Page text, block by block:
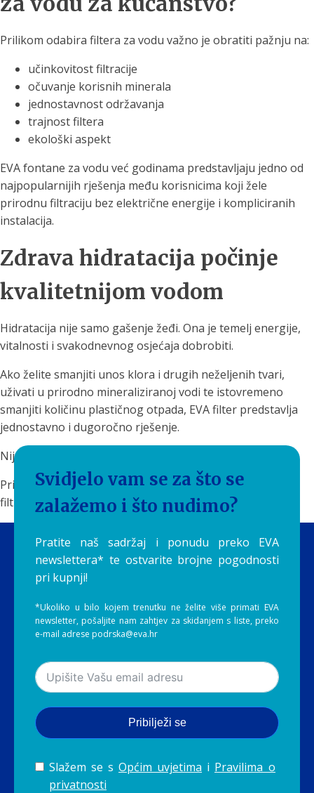
Prilikom odabira filtera za vodu važno je obratiti pažnju na:
učinkovitost filtracije
očuvanje korisnih minerala
jednostavnost održavanja
trajnost filtera
ekološki aspekt
EVA fontane za vodu već godinama predstavljaju jedno od
najpopularnijih rješenja među korisnicima koji žele
prirodnu filtraciju bez električne energije i kompliciranih
instalacija.
Zdrava hidratacija počinje
kvalitetnijom vodom
Hidratacija nije samo gašenje žeđi. Ona je temelj energije,
vitalnosti i svakodnevnog osjećaja dobrobiti.
Ako želite smanjiti unos klora i drugih neželjenih tvari,
uživati u prirodno mineraliziranoj vodi te istovremeno
smanjiti količinu plastičnog otpada, EVA filter predstavlja
jednostavno i dugoročno rješenje.
Nije svaka voda ista.
Priuštite sebi i svojoj obitelji čistu, ukusnu i prirodno
filtriranu vodu svaki dan uz EVA filtere by Aquilia.
Svidjelo vam se za što se
zalažemo i što nudimo?
Pratite naš sadržaj i ponudu preko EVA
newslettera* te ostvarite brojne pogodnosti
pri kupnji!
*Ukoliko u bilo kojem trenutku ne želite više primati EVA
newsletter, pošaljite nam zahtjev za skidanjem s liste, preko
e-mail adrese podrska@eva.hr
Pribilježi se
Slažem se s Općim uvjetima i Pravilima o
privatnosti